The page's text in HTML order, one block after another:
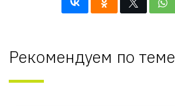
Рекомендуем по теме